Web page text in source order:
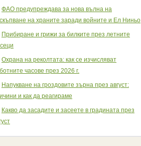
ФАО предупреждава за нова вълна на
на храните заради войните и Ел Ниньо
Прибиране и грижи за билките през летните
Охрана на реколтата: как се изчисляват
часове през 2026 г.
Напукване на гроздовите зърна през август:
и как да реагираме
Какво да засадите и засеете в градината през